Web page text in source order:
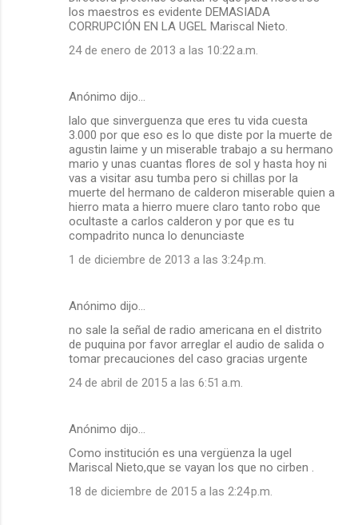
los maestros es evidente DEMASIADA
CORRUPCIÓN EN LA UGEL Mariscal Nieto.
24 de enero de 2013 a las 10:22 a.m.
Anónimo dijo…
lalo que sinverguenza que eres tu vida cuesta
3.000 por que eso es lo que diste por la muerte de
agustin laime y un miserable trabajo a su hermano
mario y unas cuantas flores de sol y hasta hoy ni
vas a visitar asu tumba pero si chillas por la
muerte del hermano de calderon miserable quien a
hierro mata a hierro muere claro tanto robo que
ocultaste a carlos calderon y por que es tu
compadrito nunca lo denunciaste
1 de diciembre de 2013 a las 3:24 p.m.
Anónimo dijo…
no sale la señal de radio americana en el distrito
de puquina por favor arreglar el audio de salida o
tomar precauciones del caso gracias urgente
24 de abril de 2015 a las 6:51 a.m.
Anónimo dijo…
Como institución es una vergüenza la ugel
Mariscal Nieto,que se vayan los que no cirben .
18 de diciembre de 2015 a las 2:24 p.m.